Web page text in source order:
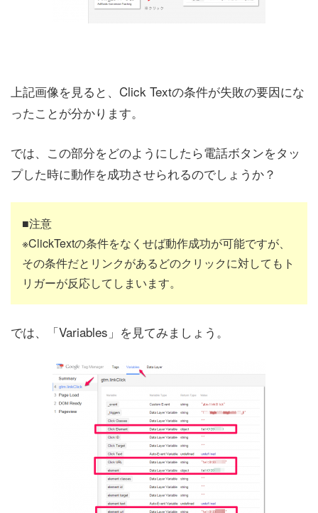
上記画像を見ると、Click Textの条件が失敗の要因にな
ったことが分かります。
では、この部分をどのようにしたら電話ボタンをタッ
プした時に動作を成功させられるのでしょうか？
■注意
※ClickTextの条件をなくせば動作成功が可能ですが、
その条件だとリンクがあるどのクリックに対してもト
リガーが反応してしまいます。
では、「Variables」を見てみましょう。